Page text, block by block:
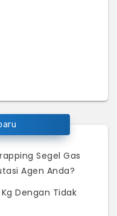
Segel Gas
Agen Anda?
Dengan Tidak